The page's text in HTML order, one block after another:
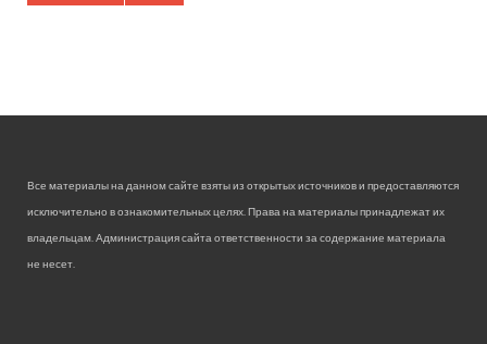
Все материалы на данном сайте взяты из открытых источников и предоставляются
исключительно в ознакомительных целях. Права на материалы принадлежат их
владельцам. Администрация сайта ответственности за содержание материала
не несет.